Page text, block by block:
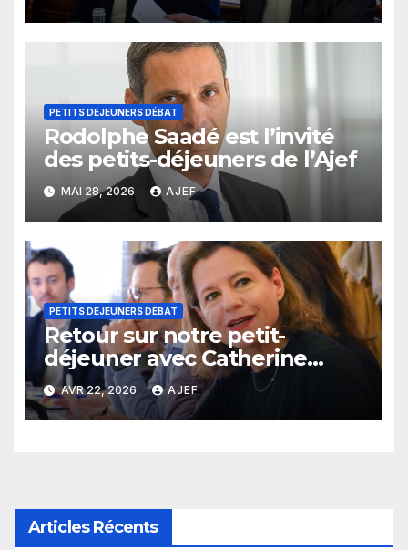
PETITS DÉJEUNERS DÉBAT
Rodolphe Saadé est l’invité
des petits-déjeuners de l’Ajef
MAI 28, 2026 AJEF
PETITS DÉJEUNERS DÉBAT
Retour sur notre petit-
déjeuner avec Catherine
MacGregor
AVR 22, 2026 AJEF
Articles Récents